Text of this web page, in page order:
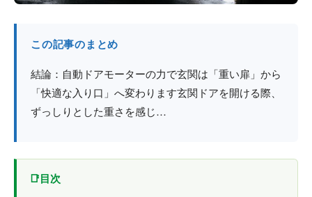
この記事のまとめ
結論：自動ドアモーターの力で玄関は「重い扉」から
「快適な入り口」へ変わります玄関ドアを開ける際、
ずっしりとした重さを感じ…
目次